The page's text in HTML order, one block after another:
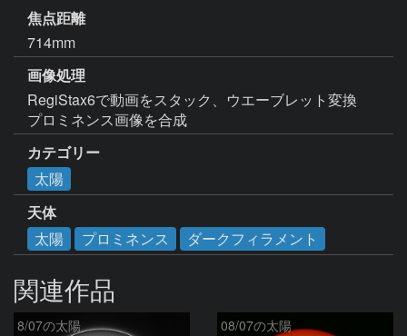
焦点距離
714mm
画像処理
RegiStax6で動画をスタック、ウエーブレット変換
プロミネンス画像を合成
カテゴリー
太陽
天体
太陽
プロミネンス ダークフィラメント
関連作品
8/07の太陽 08/07の太陽